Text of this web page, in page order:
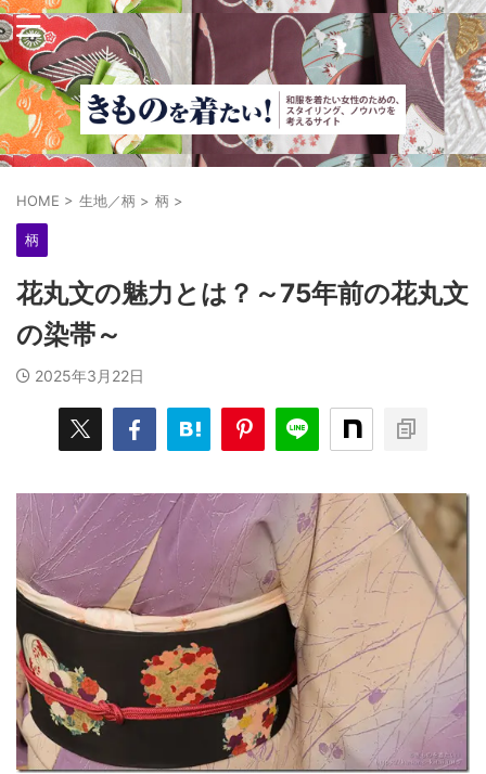
HOME > 生地／柄 > 柄 >
柄
花丸文の魅力とは？～75年前の花丸文
の染帯～
2025年3月22日